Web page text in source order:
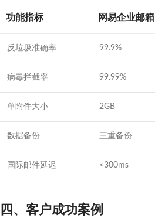
功能指标 网易企业邮箱
反垃圾准确率 99.9%
病毒拦截率 99.99%
单附件大小 2GB
数据备份 三重备份
国际邮件延迟 <300ms
四、客户成功案例